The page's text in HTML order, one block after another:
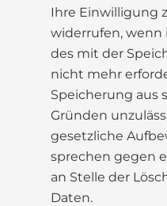
Ihre Einwilligung
widerrufen, wenn
des mit der
nicht mehr
Speicherung aus
Gründen
gesetzliche
sprechen gegen
an Stelle der
Daten.